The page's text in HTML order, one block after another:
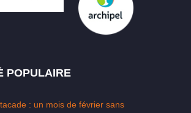
POPULAIRE
: un mois de février sans